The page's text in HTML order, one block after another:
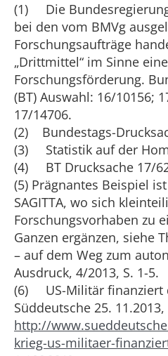
(1) Die
bei den vom BMVg
Forschungsaufträge
„Drittmittel“ im Sinne
Forschungsförderung.
(BT) Auswahl: 16/10156;
17/14706.
(2) Bundestags-
(3) Statistik auf der
(4) BT Drucksache 17/
(5) Prägnantes Beispiel
SAGITTA, wo sich
Forschungsvorhaben zu
Ganzen ergänzen, siehe
– auf dem Weg zum
Ausdruck, 4/2013, S. 1-5.
(6) US-Militär finanziert
Süddeutsche 25. 11.2013,
http://
krieg-us-militaer-